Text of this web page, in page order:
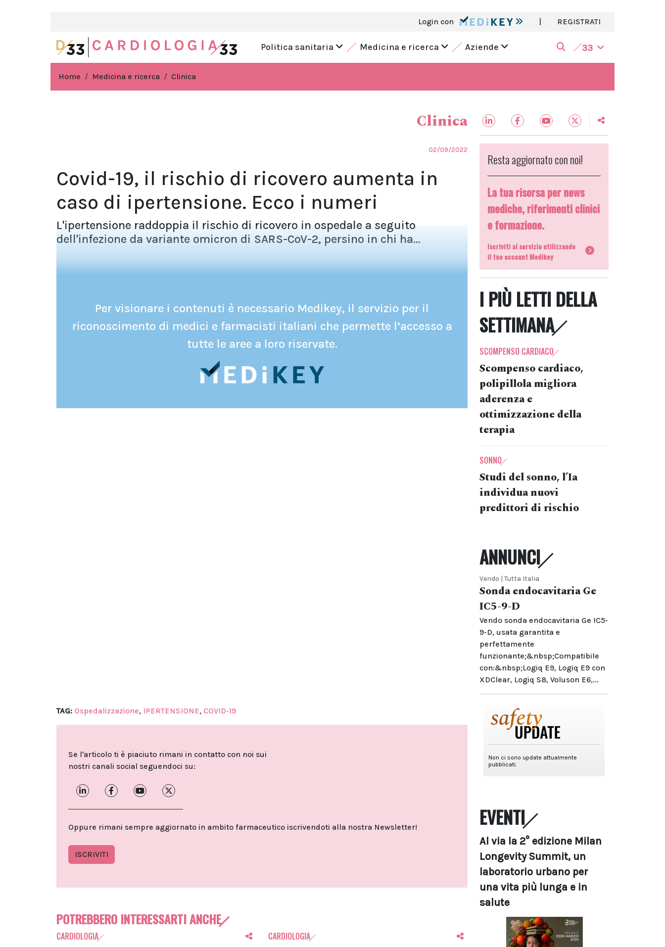
Login con | REGISTRATI
Politica sanitaria Medicina e ricerca Aziende 33
Home Medicina e ricerca Clinica
Clinica
02/09/2022
Covid-19, il rischio di ricovero aumenta in
caso di ipertensione. Ecco i numeri
L'ipertensione raddoppia il rischio di ricovero in ospedale a seguito
dell'infezione da variante omicron di SARS-CoV-2, persino in chi ha...
Per visionare i contenuti è necessario Medikey, il servizio per il
riconoscimento di medici e farmacisti italiani che permette l’accesso a
tutte le aree a loro riservate.
TAG: Ospedalizzazione, IPERTENSIONE, COVID-19
Se l'articolo ti è piaciuto rimani in contatto con noi sui
nostri canali social seguendoci su:
Oppure rimani sempre aggiornato in ambito farmaceutico iscrivendoti alla nostra Newsletter!
ISCRIVITI
POTREBBERO INTERESSARTI ANCHE
CARDIOLOGIA CARDIOLOGIA
Resta aggiornato con noi!
La tua risorsa per news
mediche, riferimenti clinici
e formazione.
Iscriviti al servizio utilizzando
il tuo account Medikey
I PIÙ LETTI DELLA
SETTIMANA
SCOMPENSO CARDIACO
Scompenso cardiaco,
polipillola migliora
aderenza e
ottimizzazione della
terapia
SONNO
Studi del sonno, l’Ia
individua nuovi
predittori di rischio
ANNUNCI
Vendo | Tutta Italia
Sonda endocavitaria Ge
IC5-9-D
Vendo sonda endocavitaria Ge IC5-
9-D, usata garantita e
perfettamente
funzionante;&nbsp;Compatibile
con:&nbsp;Logiq E9, Logiq E9 con
XDClear, Logiq S8, Voluson E6,...
EVENTI
Al via la 2° edizione Milan
Longevity Summit, un
laboratorio urbano per
una vita più lunga e in
salute